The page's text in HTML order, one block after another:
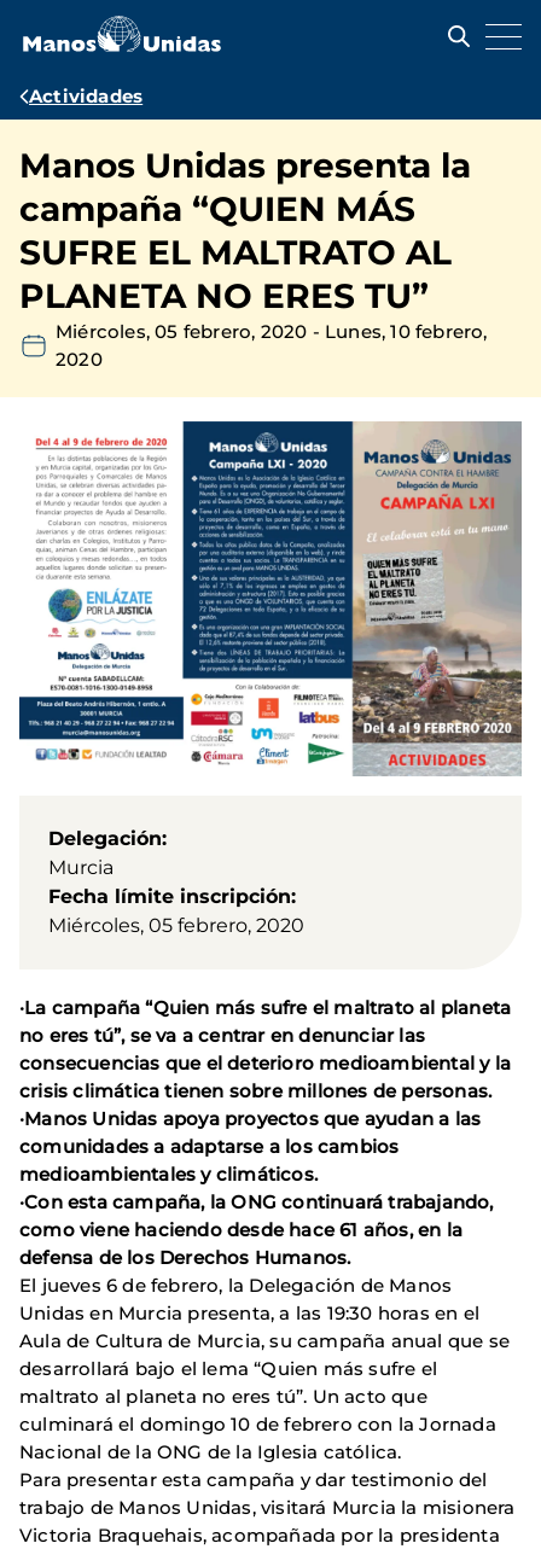
contenido
Ruta
navegación
Actividades
Manos Unidas presenta la
campaña “QUIEN MÁS
SUFRE EL MALTRATO AL
PLANETA NO ERES TU”
Miércoles, 05 febrero, 2020 - Lunes, 10 febrero,
2020
Delegación
Murcia
Fecha límite inscripción
Miércoles, 05 febrero, 2020
·La campaña “Quien más sufre el maltrato al planeta
no eres tú”, se va a centrar en denunciar las
consecuencias que el deterioro medioambiental y la
crisis climática tienen sobre millones de personas.
·Manos Unidas apoya proyectos que ayudan a las
comunidades a adaptarse a los cambios
medioambientales y climáticos.
·Con esta campaña, la ONG continuará trabajando,
como viene haciendo desde hace 61 años, en la
defensa de los Derechos Humanos.
El jueves 6 de febrero, la Delegación de Manos
Unidas en Murcia presenta, a las 19:30 horas en el
Aula de Cultura de Murcia, su campaña anual que se
desarrollará bajo el lema “Quien más sufre el
maltrato al planeta no eres tú”. Un acto que
culminará el domingo 10 de febrero con la Jornada
Nacional de la ONG de la Iglesia católica.
Para presentar esta campaña y dar testimonio del
trabajo de Manos Unidas, visitará Murcia la misionera
Victoria Braquehais, acompañada por la presidenta